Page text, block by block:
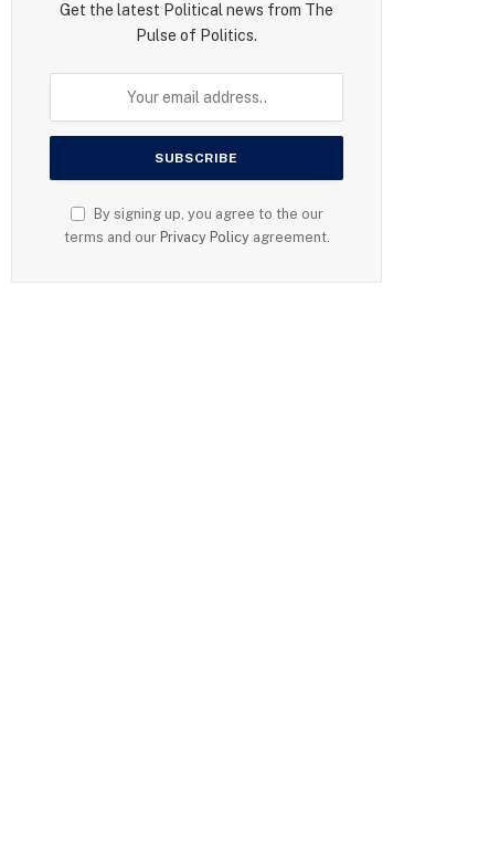
Get the latest Political news from The
Pulse of Politics.
By signing up, you agree to the our
terms and our Privacy Policyagreement.